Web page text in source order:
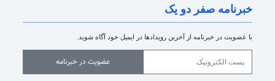
خبرنامه صفر دو یک
با عضویت در خبرنامه از آخرین رویدادها در ایمیل خود آگاه شوید.
عضویت در خبرنامه